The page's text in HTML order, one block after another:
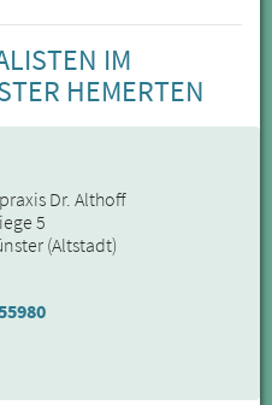
IM
HEMERTEN
Dr. Althoff
5
(Altstadt)